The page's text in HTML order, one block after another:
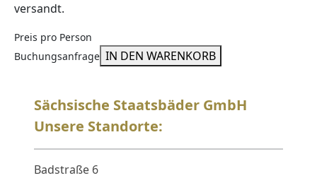
versandt.
Preis pro Person
Buchungsanfrage IN DEN WARENKORB
Sächsische Staatsbäder GmbH
Unsere Standorte:
Badstraße 6